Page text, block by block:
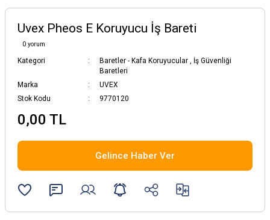
Uvex Pheos E Koruyucu İş Bareti
0 yorum
Kategori Baretler - Kafa Koruyucular , İş Güvenliği
Baretleri
Marka
UVEX
Stok Kodu
9770120
0,00 TL
Gelince Haber Ver